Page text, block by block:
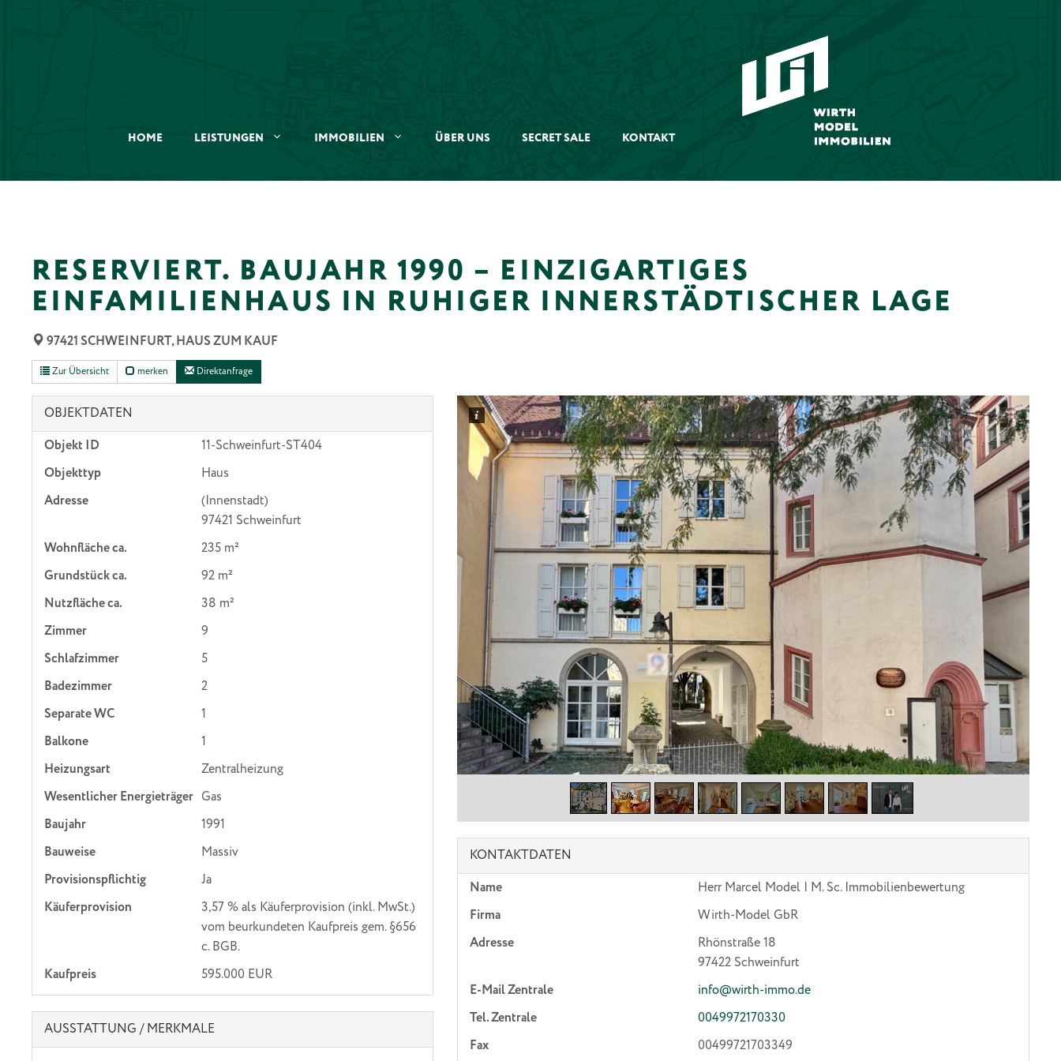
HOME LEISTUNGEN IMMOBILIEN ÜBER UNS SECRET SALE KONTAKT
RESERVIERT. BAUJAHR 1990 – EINZIGARTIGES
EINFAMILIENHAUS IN RUHIGER INNERSTÄDTISCHER LAGE
97421 SCHWEINFURT, HAUS ZUM KAUF
Zur Übersicht merken Direktanfrage
KONTAKTDATEN
Name
Herr Marcel Model | M. Sc. Immobilienbewertung
Firma
Wirth-Model GbR
Adresse
Rhönstraße 18
97422 Schweinfurt
E-Mail Zentrale
info@wirth-immo.de
Tel. Zentrale
0049972170330
Fax
00499721703349
OBJEKTDATEN
Objekt ID
11-Schweinfurt-ST404
Objekttyp
Haus
Adresse
(Innenstadt)
97421 Schweinfurt
Wohnfläche ca.
235 m²
Grund­stück ca.
92 m²
Nutzfläche ca.
38 m²
Zimmer
9
Schlafzimmer
5
Badezimmer
2
Separate WC
1
Balkone
1
Heizungsart
Zentralheizung
Wesentlicher Energieträger Gas
Baujahr
1991
Bauweise
Massiv
Provisionspflichtig
Ja
Käufer­provision
3,57 % als Käuferprovision (inkl. MwSt.)
vom beurkundeten Kaufpreis gem. §656
c. BGB.
Kaufpreis
595.000 EUR
AUSSTATTUNG / MERKMALE